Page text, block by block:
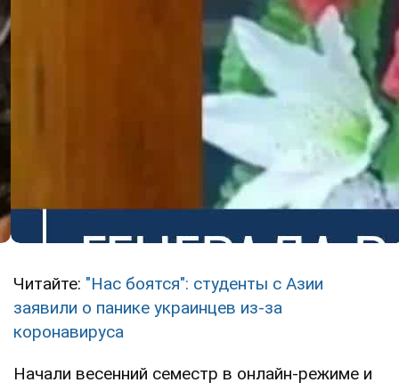
Читайте: "Нас боятся": студенты с Азии
заявили о панике украинцев из-за
коронавируса
Начали весенний семестр в онлайн-режиме и